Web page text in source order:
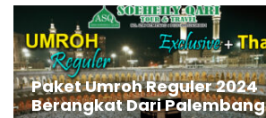
Paket Umroh Reguler 2024
Berangkat Dari Palembang